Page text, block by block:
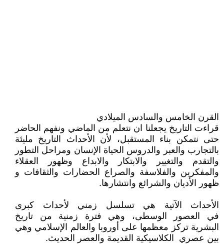
القرن الخامس والسادس الميلادي
قراءت التاريخ يجعلنا ان نتعلم من الماضي ونفهم الحاضر
حتى نتمكن بناء المستقبل، لأن الأحداث التاريخ مليئة
بالتجارب والعبر والدروس الحياة الإنسان ومراحل التطور
والتقدم والتغيير والابتكار والابداع وظهور العقلاء
والمفكرين والفلاسفة والصراع الحضارات والثقافات و
ظهور الأديان والشرائع وانتشارها.
الأحداث الآتية هي تسلسل زمني لأحداث كبرى
في العصور الوسطى، وهي فترة زمنية من تاريخ
البشرية تركز معظمها على أوروبا والعالم الإسلامي وهي
بين عصري الكلاسيكية القديمة والعصر الحديث.